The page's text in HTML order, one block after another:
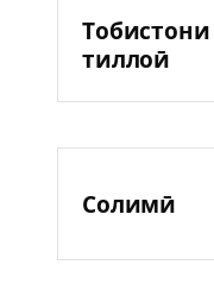
Тобистони
тиллоӣ
Солимӣ